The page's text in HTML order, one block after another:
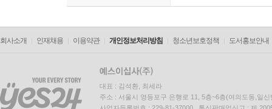
회사소개 인재채용 이용약관 개인정보처리방침 청소년보호정책 도서홍보안내
대표 : 김석환, 최세라
주소 : 서울시 영등포구 은행로 11, 5층~6층(여의도동,일신